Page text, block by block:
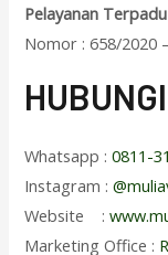
Pelayanan
Nomor : 658/2020
Whatsapp :0811-
Instagram :
Website :
Marketing Office :